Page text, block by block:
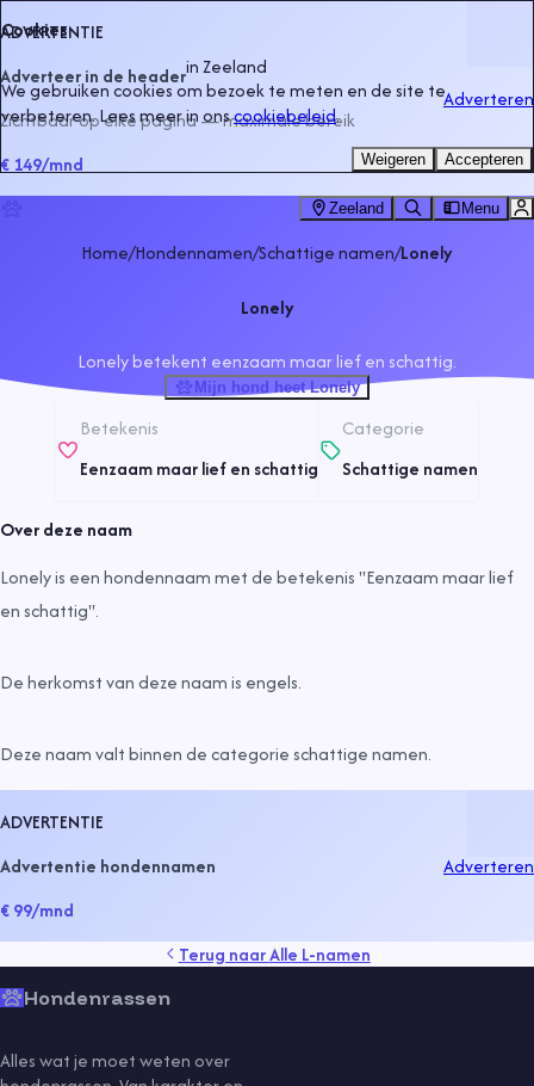
ADVERTENTIE
Adverteer in de headerinZeeland
Zichtbaar op elke pagina — maximale bereik
€ 149/mnd
Adverteren
Zeeland Menu
Home/Hondennamen/Schattige namen/Lonely
Lonely
Lonely betekent eenzaam maar lief en schattig.
Mijn hond heet Lonely
Betekenis
Eenzaam maar lief en schattig
Categorie
Schattige namen
Over deze naam
Lonely is een hondennaam met de betekenis "Eenzaam maar lief
en schattig".
De herkomst van deze naam is engels.
Deze naam valt binnen de categorieschattige namen.
ADVERTENTIE
Advertentie hondennamen
€ 99/mnd
Adverteren
Terug naarAlle L-namen
Hondenrassen
Alles wat je moet weten over
Cookies
We gebruiken cookies om bezoek te meten en de site te
verbeteren. Lees meer in onscookiebeleid.
Weigeren Accepteren